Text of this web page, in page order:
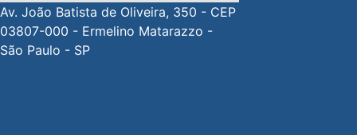
Av. João Batista de Oliveira, 350 - CEP
03807-000 - Ermelino Matarazzo -
São Paulo - SP